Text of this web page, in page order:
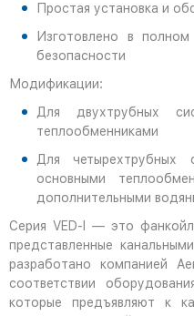
Простая установка и
Изготовлено в
безопасности
Модификации:
Для двухтрубных
теплообменниками
Для
основными
дополнительными
Серия VED-I — это
представленные
разработано компанией
соответствии
которые предъявляют к